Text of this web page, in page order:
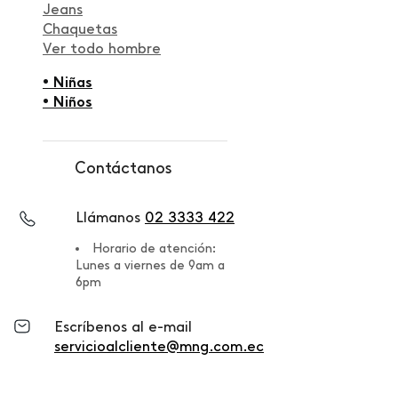
Jeans
Chaquetas
Ver todo hombre
• Niñas
• Niños
Contáctanos
Llámanos 02 3333 422
Horario de atención:
Lunes a viernes de 9am a
6pm
Escríbenos al e-mail
servicioalcliente@mng.com.ec